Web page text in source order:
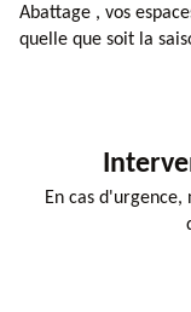
Abattage , vos
quelle que soit la
En cas